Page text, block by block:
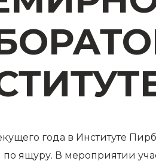
года в Институте
по ящуру. В мероприятии